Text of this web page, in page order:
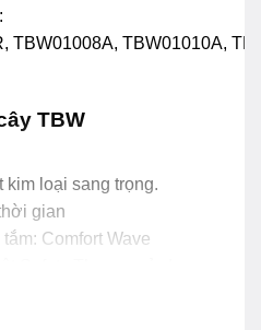
TBW01008A, TBW01010A,
TBW
kim loại sang trọng.
gian
Comfort Wave